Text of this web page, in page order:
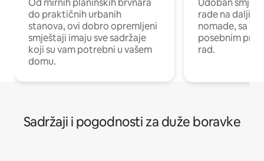
Od mirnih planinskih brvnara
do praktičnih urbanih
stanova, ovi dobro opremljeni
smještaji imaju sve sadržaje
koji su vam potrebni u vašem
domu.
Udoban
rade na
nomade, sa
posebnim
rad.
Sadržaji i pogodnosti za duže boravke